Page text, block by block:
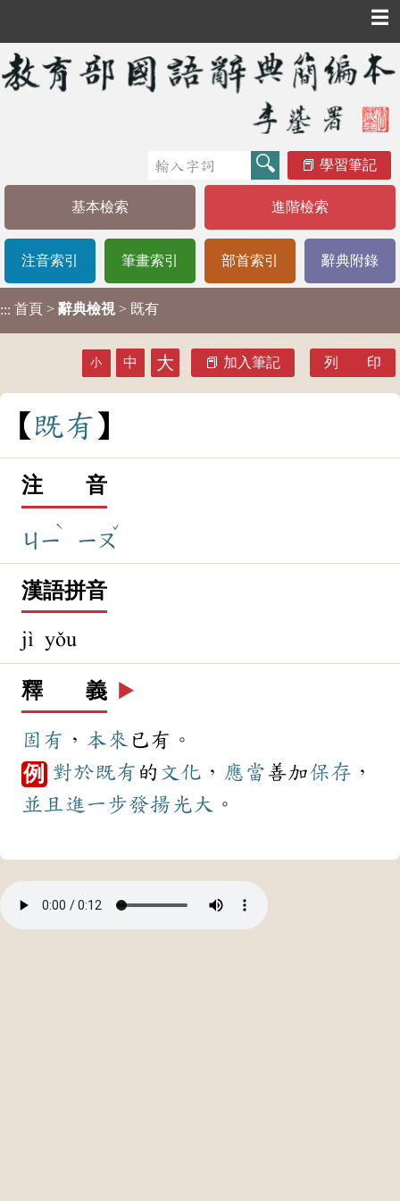
☰
學習筆記
基本檢索 進階檢索
注音索引 筆畫索引 部首索引 辭典附錄
::: 首頁 > 辭典檢視 > 既有
小 中 大 加入筆記 列 印
既有
注 音
ㄐㄧ
ˋ
ㄧㄡ
ˇ
漢語拼音
jì yǒu
釋 義 ▶️
固有 ， 本來 已有。
例 對於既有 的 文化 ， 應當善加保存 ，
並且進一步發揚光大 。